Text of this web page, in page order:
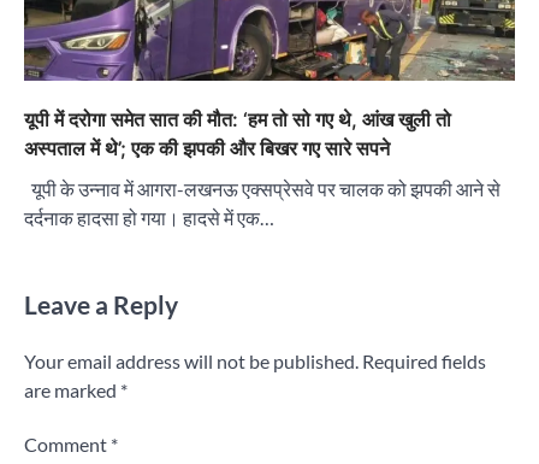
यूपी में दरोगा समेत सात की मौत: ‘हम तो सो गए थे, आंख खुली तो
अस्पताल में थे’; एक की झपकी और बिखर गए सारे सपने
यूपी के उन्नाव में आगरा-लखनऊ एक्सप्रेसवे पर चालक को झपकी आने से
दर्दनाक हादसा हो गया। हादसे में एक…
Leave a Reply
Your email address will not be published. Required fields
are marked *
Comment *